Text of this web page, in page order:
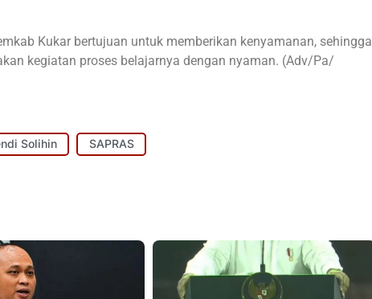
Kukar bertujuan untuk memberikan kenyamanan, sehingga
kegiatan proses belajarnya dengan nyaman. (Adv/Pa/
Solihin SAPRAS